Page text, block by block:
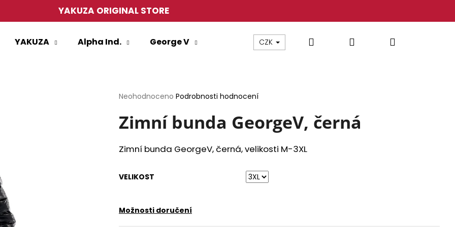
YAKUZA ORIGINAL STORE
YAKUZA Alpha Ind. George V CZK Hledat PřihlášeníNákupní
Průměrné
produktu
je
z
5
Neohodnoceno Podrobnosti hodnocení
Zimní bunda GeorgeV, černá
Zimní bunda GeorgeV, černá, velikosti M-3XL
VELIKOST
Možnosti doručení
HLEDAT
TRIČKO YAKUZA TSB27013